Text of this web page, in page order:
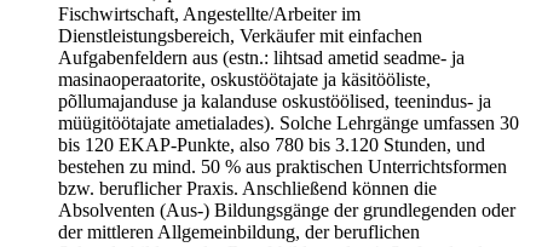
Fischwirtschaft, Angestellte/Arbeiter im
Dienstleistungsbereich, Verkäufer mit einfachen
Aufgabenfeldern aus (estn.: lihtsad ametid seadme- ja
masinaoperaatorite, oskustöötajate ja käsitööliste,
põllumajanduse ja kalanduse oskustöölised, teenindus- ja
müügitöötajate ametialades). Solche Lehrgänge umfassen 30
bis 120 EKAP-Punkte, also 780 bis 3.120 Stunden, und
bestehen zu mind. 50 % aus praktischen Unterrichtsformen
bzw. beruflicher Praxis. Anschließend können die
Absolventen (Aus-) Bildungsgänge der grundlegenden oder
der mittleren Allgemeinbildung, der beruflichen